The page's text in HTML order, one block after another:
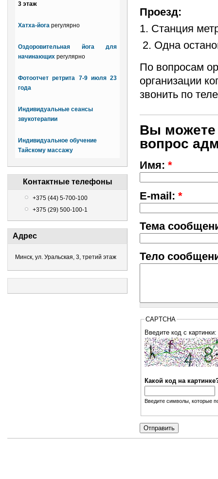
3 этаж
Хатха-йога регулярно
Оздоровительная йога для
начинающих регулярно
Фотоотчет ретрита 7-9 июля 23
года
Индивидуальные сеансы
звукотерапии
Индивидуальное обучение
Тайскому массажу
Контактные телефоны
+375 (44) 5-700-100
+375 (29) 500-100-1
Адрес
Минск, ул. Уральская, 3, третий этаж
Проезд:
1. Станция
2. Одна
По вопросам
организации
звонить по
Вы можете
вопрос
Имя: *
E-mail: *
Тема
Тело
CAPTCHA
Введите код с картинки:
Какой код на
Введите символы, которые